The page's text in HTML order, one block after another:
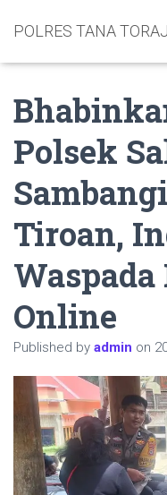
POLRES TANA
Polsek
Tiroan,
Online
Published by admin on